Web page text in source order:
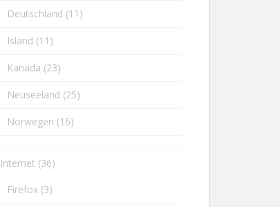
Deutschland (11)
Island (11)
Kanada (23)
Neuseeland (25)
Norwegen (16)
Internet (36)
Firefox (3)